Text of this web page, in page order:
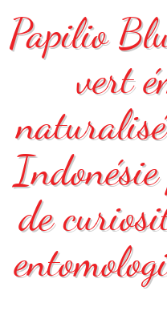
Papilio
vert
de